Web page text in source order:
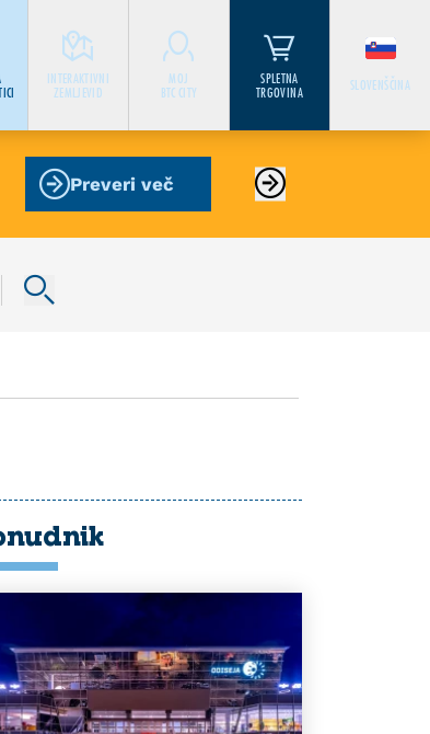
INTERAKTIVNI
ZEMLJEVID
MOJ
BTC CITY
SPLETNA
TRGOVINA
SLOVENŠČINA
Preveri več